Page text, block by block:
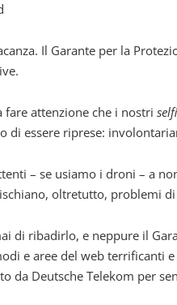
Il Garante per la
attenzione che i nostri
di essere riprese:
– se usiamo i droni – a
oltretutto, problemi
di ribadirlo, e neppure il
e aree del web terrificanti
da Deutsche Telekom per